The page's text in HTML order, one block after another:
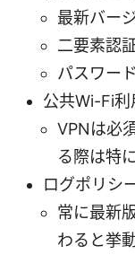
最新バー
二要素認
パスワー
公共Wi-Fi利
VPNは必
る際は特
ログポリシ
常に最新
わると挙